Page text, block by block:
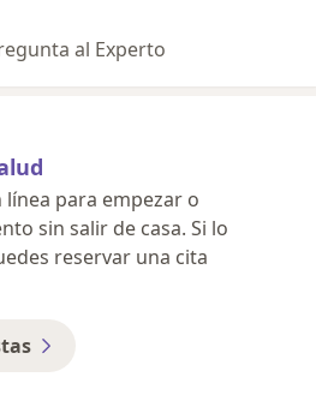
al Experto
línea para empezar o
sin salir de casa. Si lo
reservar una cita